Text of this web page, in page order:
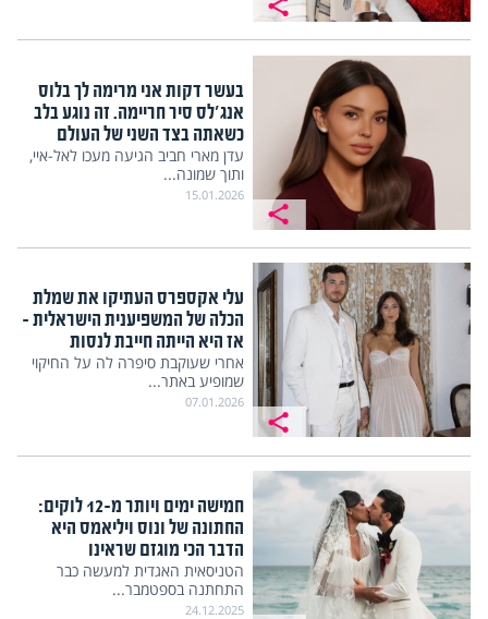
בעשר דקות אני מרימה לך בלוס
אנג'לס סיר חריימה. זה נוגע בלב
כשאתה בצד השני של העולם
עדן מארי חביב הגיעה מעכו לאל-איי,
ותוך שמונה...
15.01.2026
עלי אקספרס העתיקו את שמלת
הכלה של המשפיענית הישראלית –
אז היא הייתה חייבת לנסות
אחרי שעוקבת סיפרה לה על החיקוי
שמופיע באתר...
07.01.2026
חמישה ימים ויותר מ-12 לוקים:
החתונה של ונוס ויליאמס היא
הדבר הכי מוגזם שראינו
הטניסאית האגדית למעשה כבר
התחתנה בספטמבר...
24.12.2025